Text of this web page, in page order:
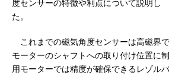
度センサーの特徴や利点について説明し
た。
これまでの磁気角度センサーは高磁界で
モーターのシャフトへの取り付け位置に
用モーターでは精度が確保できるレゾル